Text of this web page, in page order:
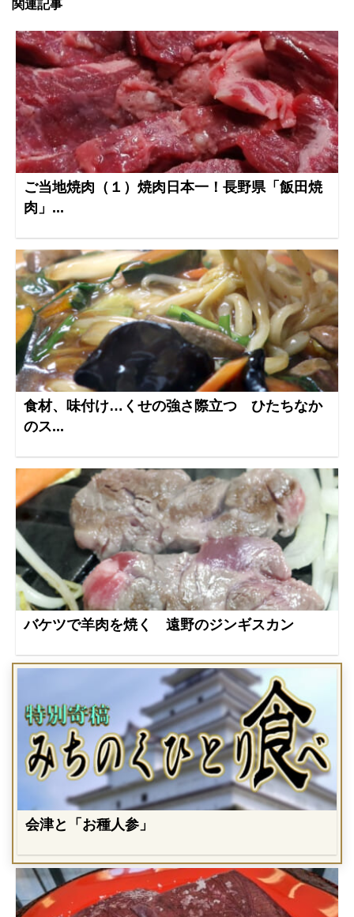
関連記事
ご当地焼肉（１）焼肉日本一！長野県「飯田焼
肉」...
食材、味付け…くせの強さ際立つ ひたちなか
のス...
バケツで羊肉を焼く 遠野のジンギスカン
会津と「お種人参」